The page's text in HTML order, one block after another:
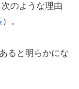
のような理由
）。
ると明らかにな